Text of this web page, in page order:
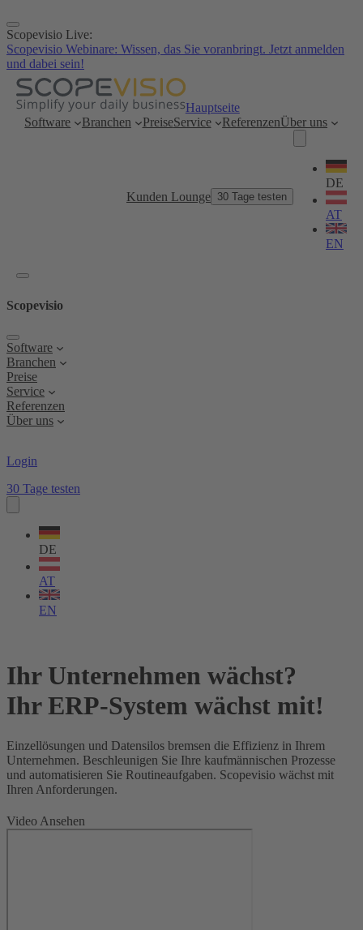
Zum
Inhalt
springen
Scopevisio Live:
Scopevisio Webinare: Wissen, das Sie voranbringt. Jetzt anmelden
und dabei sein!
Hauptseite
Software
Branchen PreiseService ReferenzenÜber uns
Kunden Lounge 30 Tage testen
Sprache
wählen
DE
AT
EN
Scopevisio
Software
Branchen
Preise
Service
Referenzen
Über uns
Login
30 Tage testen
Sprache
wählen
DE
AT
EN
Ihr Unternehmen wächst?
Ihr ERP-System wächst mit!
Einzellösungen und Datensilos bremsen die Effizienz in Ihrem
Unternehmen. Beschleunigen Sie Ihre kaufmännischen Prozesse
und automatisieren Sie Routineaufgaben. Scopevisio wächst mit
Ihren Anforderungen.
Video Ansehen